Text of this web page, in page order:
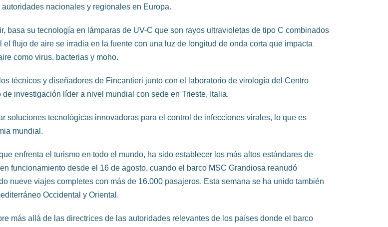
nacionales y regionales en Europa.
basa su tecnología en lámparas de UV-C que son rayos ultravioletas de tipo C combinados
flujo de aire se irradia en la fuente con una luz de longitud de onda corta que impacta
como virus, bacterias y moho.
técnicos y diseñadores de Fincantieri junto con el laboratorio de virología del Centro
investigación líder a nivel mundial con sede en Trieste, Italia.
soluciones tecnológicas innovadoras para el control de infecciones virales, lo que es
mundial.
enfrenta el turismo en todo el mundo, ha sido establecer los más altos estándares de
funcionamiento desde el 16 de agosto, cuando el barco MSC Grandiosa reanudó
nueve viajes completes con más de 16.000 pasajeros. Esta semana se ha unido también
Occidental y Oriental.
más allá de las directrices de las autoridades relevantes de los países donde el barco